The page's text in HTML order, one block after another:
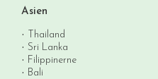
Asien
Thailand
Sri Lanka
Filippinerne
Bali